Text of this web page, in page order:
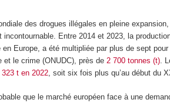
des drogues illégales en pleine
Entre 2014 et 2023, la
Europe, a été multipliée par plus de sept pour
et le crime (ONUDC), près de2 700 tonnes (t).
323 t en 2022, soit six fois plus qu’au début du
que le marché européen face à une